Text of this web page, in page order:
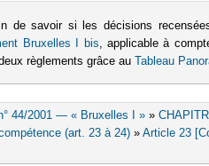
de savoir si les décisions
Bruxelles I bis, applicable à
règlements grâce au Tableau
44/2001 — « Bruxelles I » »
(art. 23 à 24) » Article 23